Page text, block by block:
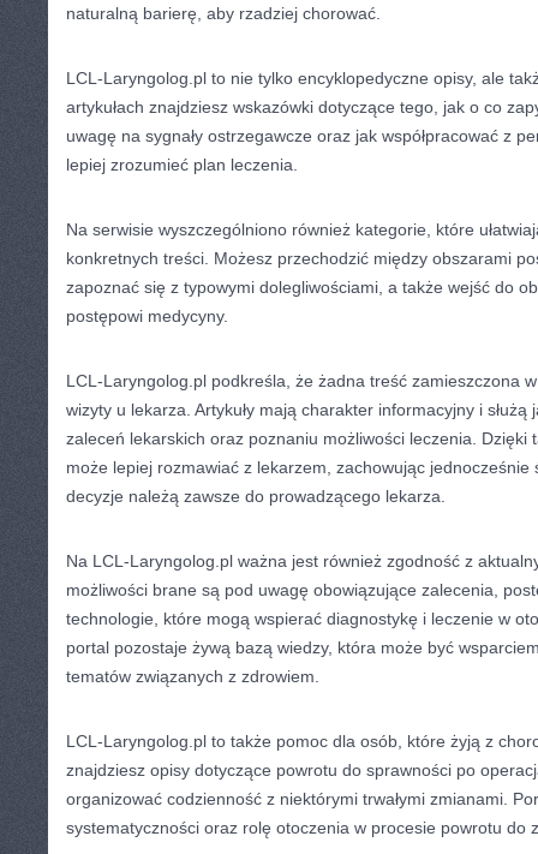
naturalną barierę, aby rzadziej chorować.
LCL-Laryngolog.pl to nie tylko encyklopedyczne opisy, ale
artykułach znajdziesz wskazówki dotyczące tego, jak o co
uwagę na sygnały ostrzegawcze oraz jak współpracować z
lepiej zrozumieć plan leczenia.
Na serwisie wyszczególniono również kategorie, które
konkretnych treści. Możesz przechodzić między obszarami
zapoznać się z typowymi dolegliwościami, a także wejść do
postępowi medycyny.
LCL-Laryngolog.pl podkreśla, że żadna treść zamieszczona
wizyty u lekarza. Artykuły mają charakter informacyjny i
zaleceń lekarskich oraz poznaniu możliwości leczenia. Dzięki
może lepiej rozmawiać z lekarzem, zachowując jednocześnie
decyzje należą zawsze do prowadzącego lekarza.
Na LCL-Laryngolog.pl ważna jest również zgodność z
możliwości brane są pod uwagę obowiązujące zalecenia,
technologie, które mogą wspierać diagnostykę i leczenie w
portal pozostaje żywą bazą wiedzy, która może być
tematów związanych z zdrowiem.
LCL-Laryngolog.pl to także pomoc dla osób, które żyją z
znajdziesz opisy dotyczące powrotu do sprawności po
organizować codzienność z niektórymi trwałymi zmianami.
systematyczności oraz rolę otoczenia w procesie powrotu do